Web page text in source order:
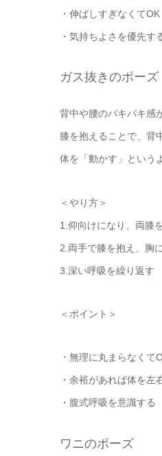
・伸ばしすぎなくてOK
・気持ちよさを優先す
ガス抜きのポーズ
背中や腰のバキバキ感
膝を抱えることで、背
体を「動かす」という
＜やり方＞
1.仰向けになり、両膝
2.両手で膝を抱え、胸
3.深い呼吸を繰り返す
＜ポイント＞
・無理に丸まらなくて
・余裕があれば体を左
・腹式呼吸を意識する
ワニのポーズ